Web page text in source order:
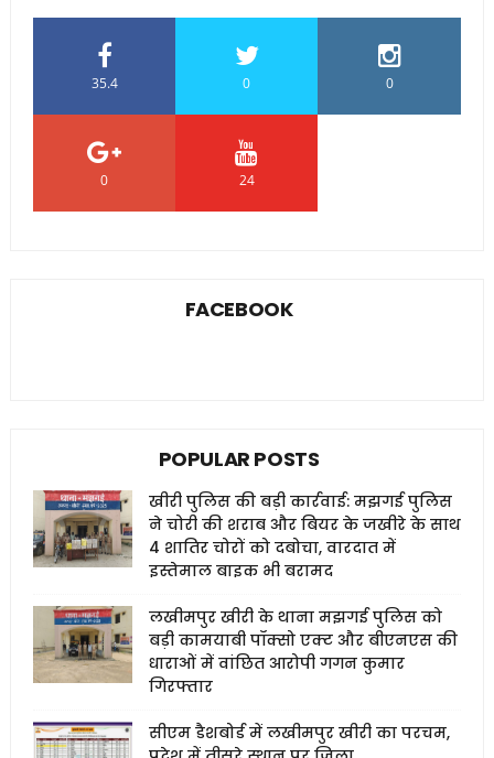
35.4 0 0
0 24
FACEBOOK
POPULAR POSTS
खीरी पुलिस की बड़ी कार्रवाई: मझगई पुलिस
ने चोरी की शराब और बियर के जखीरे के साथ
4 शातिर चोरों को दबोचा, वारदात में
इस्तेमाल बाइक भी बरामद
लखीमपुर खीरी के थाना मझगई पुलिस को
बड़ी कामयाबी पॉक्सो एक्ट और बीएनएस की
धाराओं में वांछित आरोपी गगन कुमार
गिरफ्तार
सीएम डैशबोर्ड में लखीमपुर खीरी का परचम,